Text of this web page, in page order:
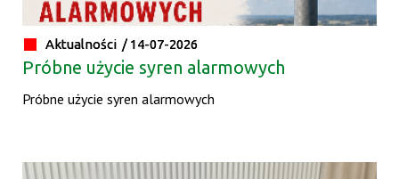
Aktualności / 14-07-2026
Próbne użycie syren alarmowych
Próbne użycie syren alarmowych